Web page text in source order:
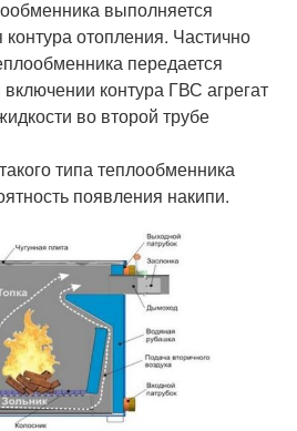
выполняется
отопления. Частично
передается
контура ГВС агрегат
во второй трубе
типа теплообменника
появления накипи.